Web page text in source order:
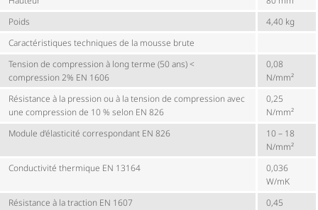
Poids
4,40 kg
Carac­té­ris­tiques techniques de la mousse brute
Tension de compression à long terme (50 ans) <
compression 2% EN 1606
0,08
N/mm²
Résistance à la pression ou à la tension de compression avec
une compression de 10 % selon EN 826
0,25
N/mm²
Module d’élasticité correspondant EN 826
10 – 18
N/mm²
Conductivité thermique EN 13164
0,036
W/mK
Résistance à la traction EN 1607
0,45